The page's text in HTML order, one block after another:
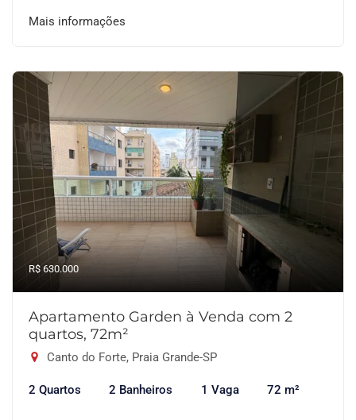
Mais informações
R$ 630.000
Apartamento Garden à Venda com 2
quartos, 72m²
Canto do Forte, Praia Grande-SP
2 Quartos 2 Banheiros 1 Vaga 72 m²